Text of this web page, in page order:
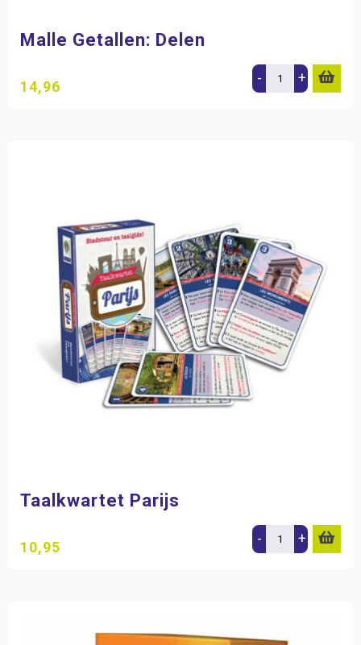
Malle Getallen: Delen
14,96 - +
Taalkwartet Parijs
10,95 - +